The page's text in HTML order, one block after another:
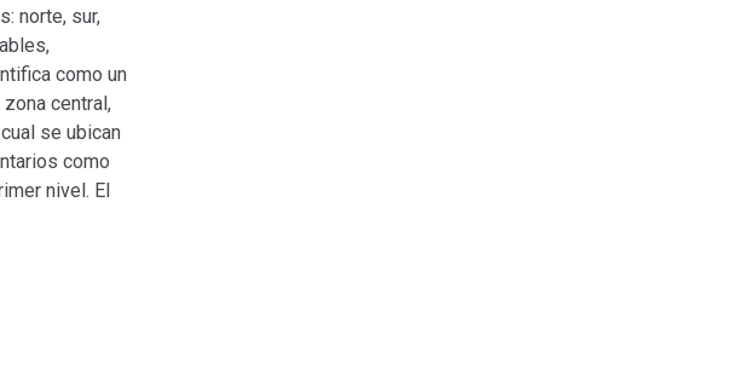
norte, sur,
como un
central,
se ubican
como
nivel. El